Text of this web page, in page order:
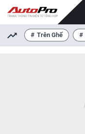
Trên Ghế